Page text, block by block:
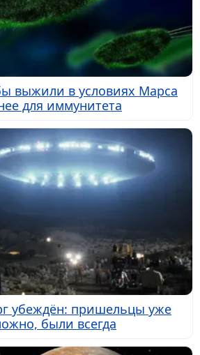
выжили в условиях Марса
для иммунитета
убеждён: пришельцы уже
были всегда